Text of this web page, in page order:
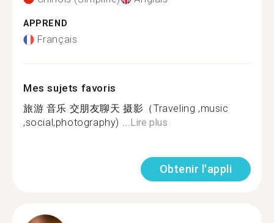
APPREND
Français
Mes sujets favoris
旅游 音乐 交朋友聊天 摄影（Traveling ,music
,social,photography) ...Lire plus
Obtenir l'appli